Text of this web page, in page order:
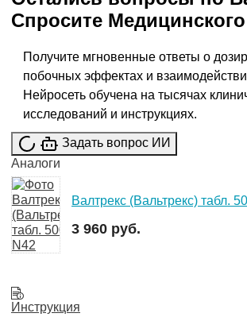
Спросите
Получите мгновенные ответы о
побочных эффектах и
Нейросеть обучена на тысячах
исследований и инструкциях.
Задать вопрос ИИ
Аналоги
Валтрекс (Вальтрекс) табл.
3 960 руб.
Инструкция